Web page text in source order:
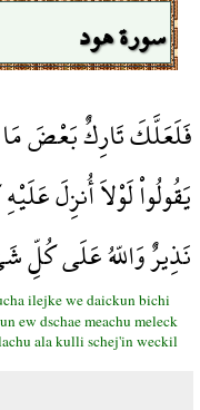
سورة هود
فَلَعَلَّكَ تَارِكٌ بَعْضَ
يَقُولُواْ لَوْلاَ أُنزِلَ
نَذِيرٌ وَاللّهُ عَلَى كُلِّ
ilejke we daickun bichi
ew dschae meachu meleck
ala kulli schej'in weckil